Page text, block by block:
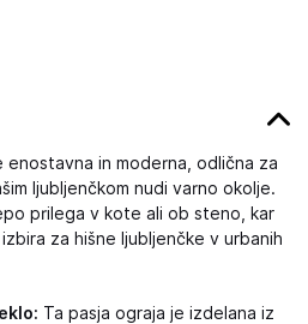
enostavna in moderna, odlična za
ljubljenčkom nudi varno okolje.
prilega v kote ali ob steno, kar
za hišne ljubljenčke v urbanih
Ta pasja ograja je izdelana iz